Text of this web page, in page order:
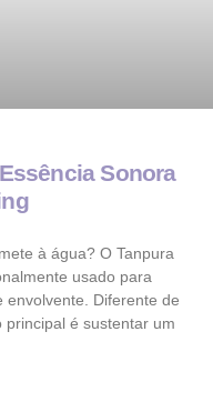
Sonora
à água? O Tanpura
usado para
Diferente de
é sustentar um